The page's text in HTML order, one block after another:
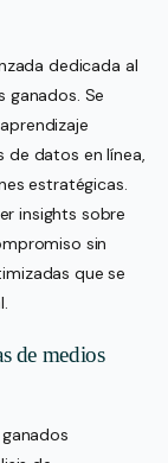
dedicada al
ganados. Se
datos en línea,
estratégicas.
insights sobre
sin
que se
de medios